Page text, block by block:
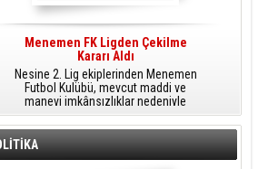
Menemen FK Ligden Çekilme
Kararı Aldı
Nesine 2. Lig ekiplerinden Menemen
Futbol Kulübü, mevcut maddi ve
manevi imkânsızlıklar nedeniyle
ligden çekilme kararı aldığını açıkladı.